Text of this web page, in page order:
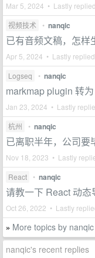
Mar 5, 2024 • Lastly
视频技术 • nanqic
已有音频文稿，怎样
Apr 5, 2024 • Lastly
Logseq • nanqic
markmap plugin 转
Jan 23, 2024 • Lastly
杭州 • nanqic
已离职半年，公司要
Nov 18, 2023 • Lastly
React • nanqic
请教一下 React 动态
Oct 26, 2022 • Lastly
» More topics by nanqic
nanqic's recent replies